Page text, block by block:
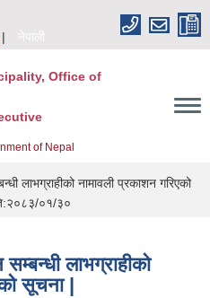
नेपाली
Office of
of Nepal
लाभग्राहीको नामावली प्रकाशन गरिएको
०१/३०
सम्बन्धी लाभग्राहीको
सूचना |